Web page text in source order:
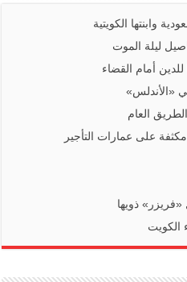
وابنتها الكويتية
ليلة الموت
للدين أمام القضاء
«الأندلس»
العام
على عمارات التأجير
ذويها
الكويت